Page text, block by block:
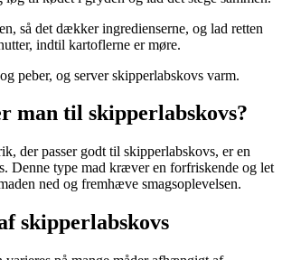
så det dækker ingredienserne, og lad retten
indtil kartoflerne er møre.
peber, og server skipperlabskovs varm.
man til skipperlabskovs?
der passer godt til skipperlabskovs, er en
Denne type mad kræver en forfriskende og let
ned og fremhæve smagsoplevelsen.
skipperlabskovs